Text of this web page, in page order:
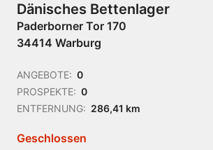
Dänisches Bettenlager
Paderborner Tor 170
34414 Warburg
ANGEBOTE: 0
PROSPEKTE: 0
ENTFERNUNG: 286,41 km
Geschlossen